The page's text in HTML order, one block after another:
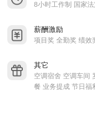
我们不仅是制造商，更是
品一致性、成本优势与快
专注专业音频科技，应对严
我们在主动降噪（ANC）
研发经验，是该领域的专
8小时工作制 国家
薪酬激励
项目奖 全勤奖 绩效
其它
空调宿舍 空调车间
餐 业务提成 节日福